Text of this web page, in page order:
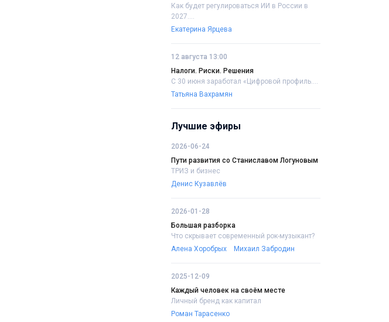
Как будет регулироваться ИИ в России в
2027....
Екатерина Ярцева
12 августа 13:00
Налоги. Риски. Решения
С 30 июня заработал «Цифровой профиль....
Татьяна Вахрамян
Лучшие эфиры
2026-06-24
Пути развития со Станиславом Логуновым
ТРИЗ и бизнес
Денис Кузавлёв
2026-01-28
Большая разборка
Что скрывает современный рок-музыкант?
Алена Хоробрых
Михаил Забродин
2025-12-09
Каждый человек на своём месте
Личный бренд как капитал
Роман Тарасенко